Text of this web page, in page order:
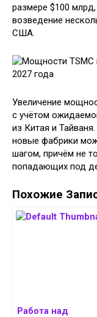
размере $100
возведение
США.
Увеличение
с учётом
из Китая и
новые фабрики
шагом, причём не
попадающих под
Похожие
Работа над